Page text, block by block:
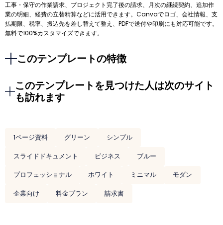
工事・保守の作業請求、プロジェクト完了後の請求、月次の継続契約、追加作
業の明細、経費の立替精算などに活用できます。Canvaでロゴ、会社情報、支
払期限、税率、振込先を差し替えて整え、PDFで送付や印刷にも対応可能です。
無料で100%カスタマイズできます。
このテンプレートの特徴
このテンプレートを見つけた人は次のサイト
も訪れます
1ページ資料 グリーン
シンプル
スライドドキュメント
ビジネス
ブルー
プロフェッショナル
ホワイト ミニマル
モダン
企業向け
料金プラン 請求書